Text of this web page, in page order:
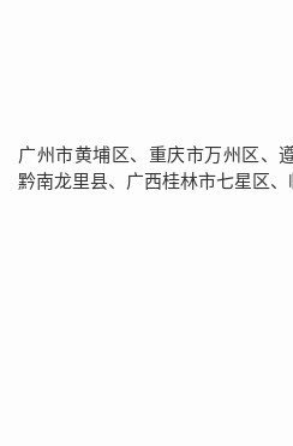
广州市黄埔区、重庆市万州区、
黔南龙里县、广西桂林市七星区